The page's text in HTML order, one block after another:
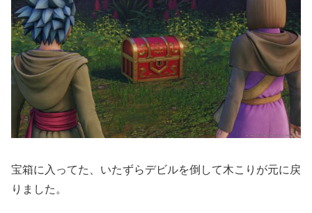
宝箱に入ってた、いたずらデビルを倒して木こりが元に戻
りました。